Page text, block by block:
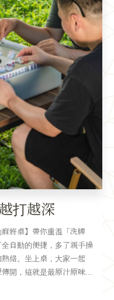
打越深
將桌】帶你重溫「洗牌
自動的便捷，多了親手操
絡。坐上桌，大家一起
開，這就是最原汁原味...